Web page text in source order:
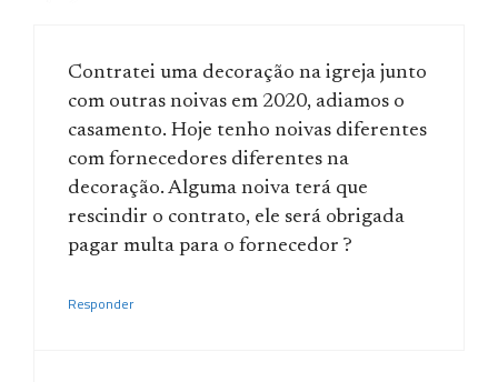
Contratei uma decoração na igreja junto
com outras noivas em 2020, adiamos o
casamento. Hoje tenho noivas diferentes
com fornecedores diferentes na
decoração. Alguma noiva terá que
rescindir o contrato, ele será obrigada
pagar multa para o fornecedor ?
Responder